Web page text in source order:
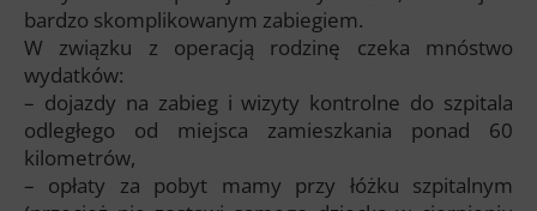
bardzo skomplikowanym zabiegiem.
W związku z operacją rodzinę czeka mnóstwo
wydatków:
– dojazdy na zabieg i wizyty kontrolne do szpitala
odległego od miejsca zamieszkania ponad 60
kilometrów,
– opłaty za pobyt mamy przy łóżku szpitalnym